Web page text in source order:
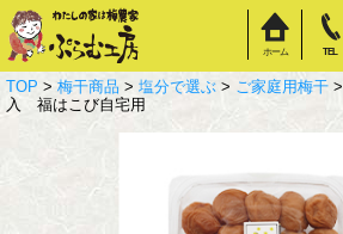
ホーム TEL
TOP > 梅干商品 > 塩分で選ぶ > ご家庭用梅干 >
入 福はこび自宅用